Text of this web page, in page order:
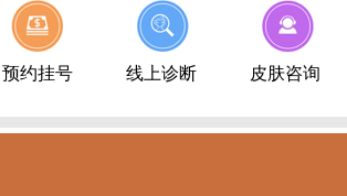
预约挂号 线上诊断 皮肤咨询